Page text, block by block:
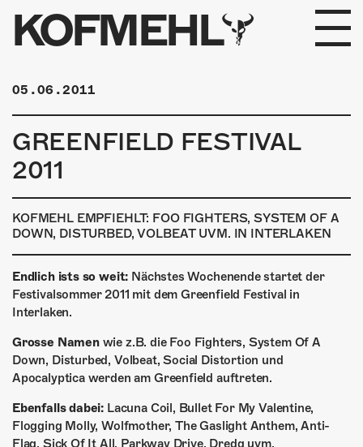
KOFMEHL
PROGRAMM
FABRIKGEFLÜSTER
GALERIE
PHOTOMAT
INFOS
ÜBER UNS
GÖNNEREI
05.06.2011
GREENFIELD FESTIVAL
2011
KOFMEHL EMPFIEHLT: FOO FIGHTERS, SYSTEM OF A
DOWN, DISTURBED, VOLBEAT UVM. IN INTERLAKEN
Endlich ists so weit: Nächstes Wochenende startet der
Festivalsommer 2011 mit dem Greenfield Festival in
Interlaken.
Grosse Namenwie z.B. die Foo Fighters, System Of A
Down, Disturbed, Volbeat, Social Distortion und
Apocalyptica werden am Greenfield auftreten.
Ebenfalls dabei: Lacuna Coil, Bullet For My Valentine,
Flogging Molly, Wolfmother, The Gaslight Anthem, Anti-
Flag, Sick Of It All, Parkway Drive, Dredg uvm.